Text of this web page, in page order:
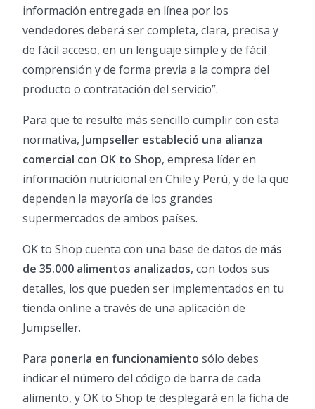
información entregada en línea por los
vendedores deberá ser completa, clara, precisa y
de fácil acceso, en un lenguaje simple y de fácil
comprensión y de forma previa a la compra del
producto o contratación del servicio”.
Para que te resulte más sencillo cumplir con esta
normativa, Jumpseller estableció una alianza
comercial con OK to Shop, empresa líder en
información nutricional en Chile y Perú, y de la que
dependen la mayoría de los grandes
supermercados de ambos países.
OK to Shop cuenta con una base de datos de más
de 35.000 alimentos analizados, con todos sus
detalles, los que pueden ser implementados en tu
tienda online a través de una aplicación de
Jumpseller.
Para ponerla en funcionamiento sólo debes
indicar el número del código de barra de cada
alimento, y OK to Shop te desplegará en la ficha de